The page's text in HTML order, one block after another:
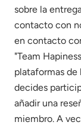
sobre la
contacto con
en contacto
"Team
plataformas de
decides
añadir una
miembro. A